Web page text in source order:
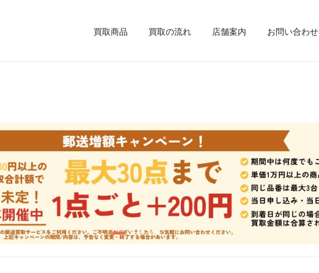
買取商品 買取の流れ 店舗案内 お問い合わせ